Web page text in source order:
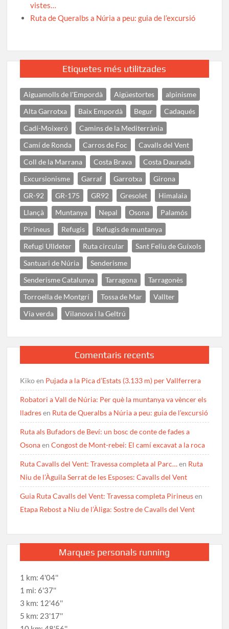
vistes…
Ruta de Queralbs a Núria a peu: guia de l’excursió
Etiquetes més utilitzades
Aiguamolls de l'Empordà Aigüestortes
alpinisme
Alta Garrotxa
Baix Empordà Begur
Cadaqués
Cadí-Moixeró
Camins de la Mediterrània
Camí de Ronda
Carros de Foc
Cavalls del Vent
Coll de la Marrana
Costa Brava
Costa Daurada
Excursionisme
Garraf Garrotxa
Girona
GR-92
GR-175 GR92 Gresolet
Himalaia
Llançà
Muntanya Nepal Osona
Palamós
Pirineus
Refugis
Refugis de muntanya
Refugi Ulldeter
Ruta circular
Sant Feliu de Guíxols
Santuari de Núria
Senderisme
Senderisme Catalunya
Tarragona
Tarragonès
Torroella de Montgrí
Tossa de Mar
Vallter
Via verda
Vilanova i la Geltrú
Comentaris recents
Kikoen Pujada a la Pica d’Estats (3.133 m) per Vallferrera
Robatori a Vall de Núria: Per què la muntanya va vèncer els
lladresen Ruta de Queralbs a Núria a peu: guia de l’excursió
Ruta als Bufadors de Beví: un bosc de conte de fades a
OsonaenCongost de Mont-rebei: El camí excavat a la roca
Ruta Cavalls del Vent: Travessa completa al Parc…en Ruta
Niu de l’Àguila Serrat de les Esposes: Cavalls del Vent
Guia Ruta Cavalls del Vent: Travessa completa Pirineusen
Etapa Rebost a Niu de l’Àliga: Sostre de Cavalls del Vent
Marques personals running
1 km: 4'04''
1 mi: 6'37''
3 km: 12'46''
5 km: 23'17''